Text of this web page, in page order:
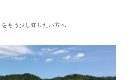
もう少し知りたい方へ。